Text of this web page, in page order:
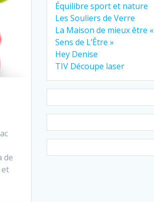
de
Équilibre sport et nature
Les Souliers de Verre
La Maison de mieux être
Sens de L’Être »
Hey Denise
TIV Découpe laser